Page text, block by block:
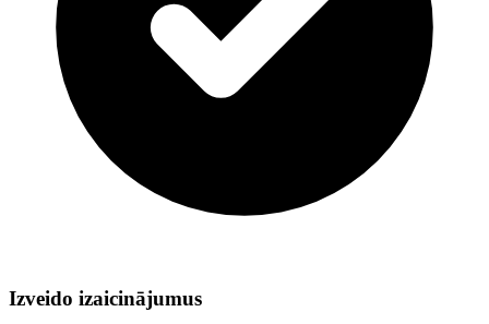
Izveido izaicinājumus